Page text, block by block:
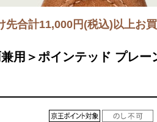
先合計11,000円(税込)以上お
用＞ポインテッド プレ